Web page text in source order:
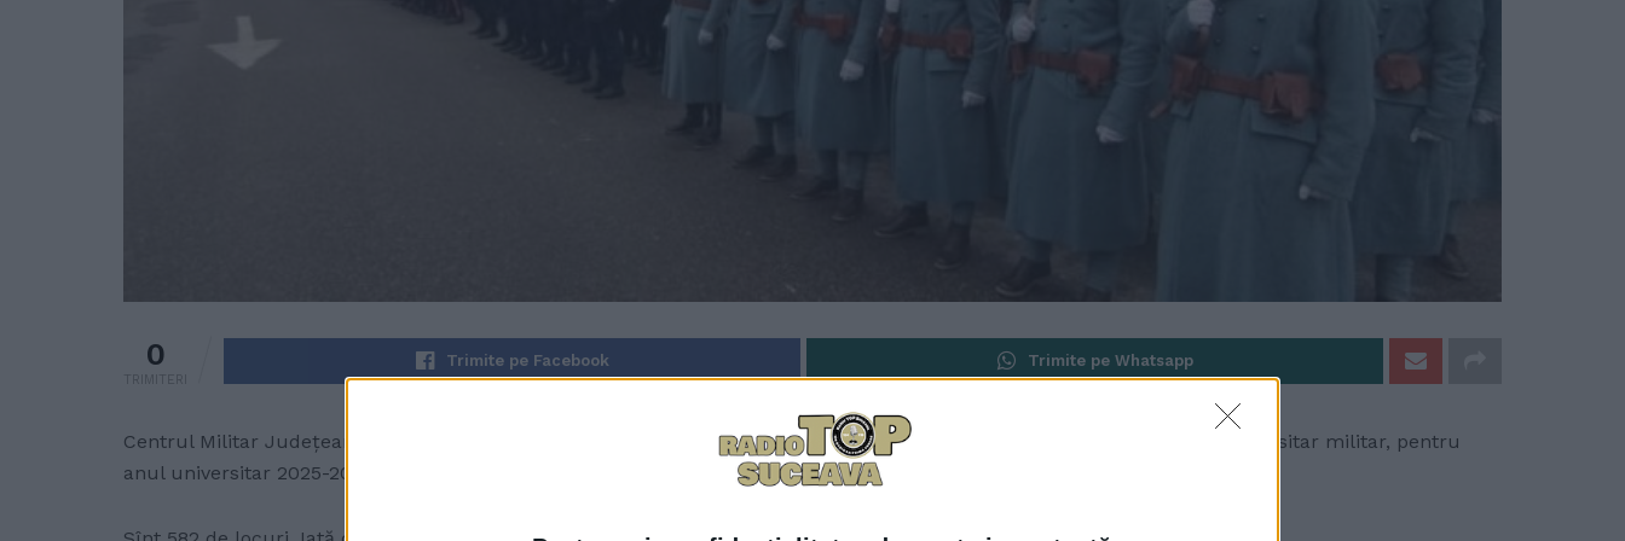
0
TRIMITERI
Trimite pe Facebook Trimite pe Whatsapp
Centrul Militar Județean Suceava aduce la cunoștința celor interesați că au început înscrierile pentru învățămîntul universitar militar, pentru
anul universitar 2025-2026.